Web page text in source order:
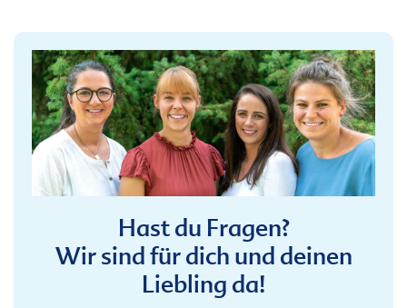
Hast du Fragen?
Wir sind für dich und deinen
Liebling da!